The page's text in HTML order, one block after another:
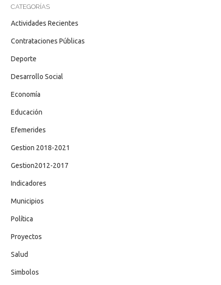
CATEGORÍAS
Actividades Recientes
Contrataciones Públicas
Deporte
Desarrollo Social
Economía
Educación
Efemerides
Gestion 2018-2021
Gestion2012-2017
Indicadores
Municipios
Política
Proyectos
Salud
Simbolos